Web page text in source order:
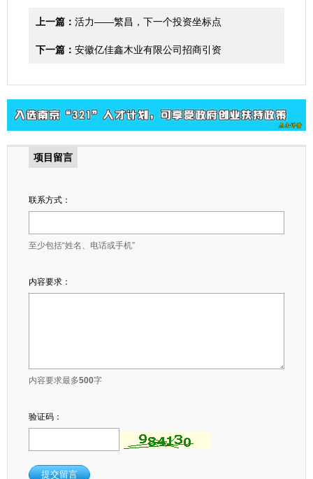
上一篇： 活力——繁昌，下一个投资坐标点
下一篇： 安徽亿佳鑫木业有限公司招商引资
项目留言
联系方式：
至少包括“姓名、电话或手机”
内容要求：
内容要求最多500字
验证码：